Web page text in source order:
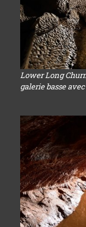
Lower Long
galerie basse